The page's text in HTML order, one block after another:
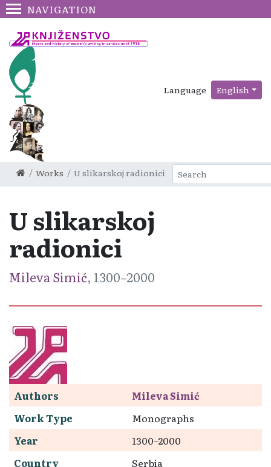
NAVIGATION
Language English
Works U slikarskoj radionici
U slikarskoj
radionici
Mileva Simić, 1300–2000
Authors
Mileva Simić
Work Type
Monographs
Year
1300–2000
Country
Serbia